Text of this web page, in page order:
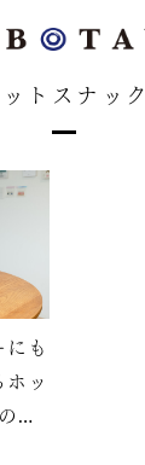
トスナック
も
ッ
お